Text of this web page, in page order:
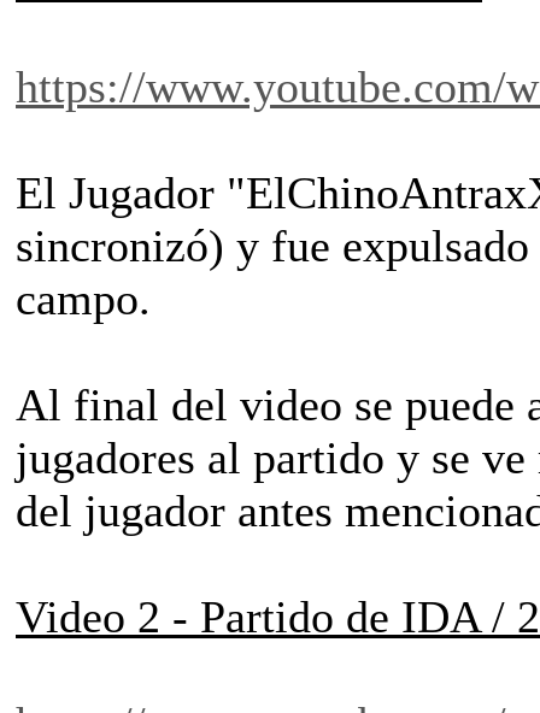
https://www.youtube.com/
El Jugador
sincronizó) y fue
campo.
Al final del video se puede
jugadores al partido y se
del jugador antes
Video 2 - Partido de IDA /